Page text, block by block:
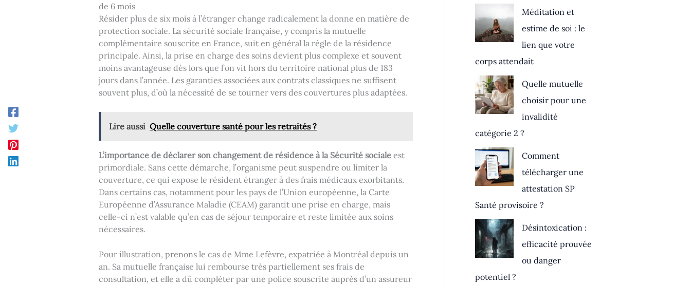
de 6 mois
Résider plus de six mois à l’étranger change radicalement la donne en matière de
protection sociale. La sécurité sociale française, y compris la mutuelle
complémentaire souscrite en France, suit en général la règle de la résidence
principale. Ainsi, la prise en charge des soins devient plus complexe et souvent
moins avantageuse dès lors que l’on vit hors du territoire national plus de 183
jours dans l’année. Les garanties associées aux contrats classiques ne suffisent
souvent plus, d’où la nécessité de se tourner vers des couvertures plus adaptées.
Lire aussi Quelle couverture santé pour les retraités ?
L’importance de déclarer son changement de résidence à la Sécurité sociale est
primordiale. Sans cette démarche, l’organisme peut suspendre ou limiter la
couverture, ce qui expose le résident étranger à des frais médicaux exorbitants.
Dans certains cas, notamment pour les pays de l’Union européenne, la Carte
Européenne d’Assurance Maladie (CEAM) garantit une prise en charge, mais
celle-ci n’est valable qu’en cas de séjour temporaire et reste limitée aux soins
nécessaires.
Pour illustration, prenons le cas de Mme Lefèvre, expatriée à Montréal depuis un
an. Sa mutuelle française lui rembourse très partiellement ses frais de
consultation, et elle a dû compléter par une police souscrite auprès d’un assureur
Méditation et
estime de soi : le
lien que votre
corps attendait
Quelle mutuelle
choisir pour une
invalidité
catégorie 2 ?
Comment
télécharger une
attestation SP
Santé provisoire ?
Désintoxication :
efficacité prouvée
ou danger
potentiel ?